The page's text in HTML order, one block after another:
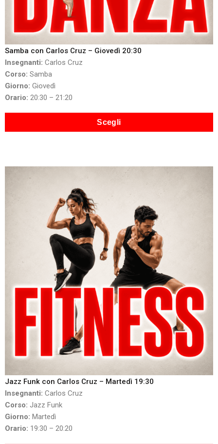
Samba con Carlos Cruz – Giovedì 20:30
Insegnanti: Carlos Cruz
Corso: Samba
Giorno: Giovedì
Orario: 20:30 – 21:20
Scegli
Jazz Funk con Carlos Cruz – Martedì 19:30
Insegnanti: Carlos Cruz
Corso: Jazz Funk
Giorno: Martedì
Orario: 19:30 – 20:20